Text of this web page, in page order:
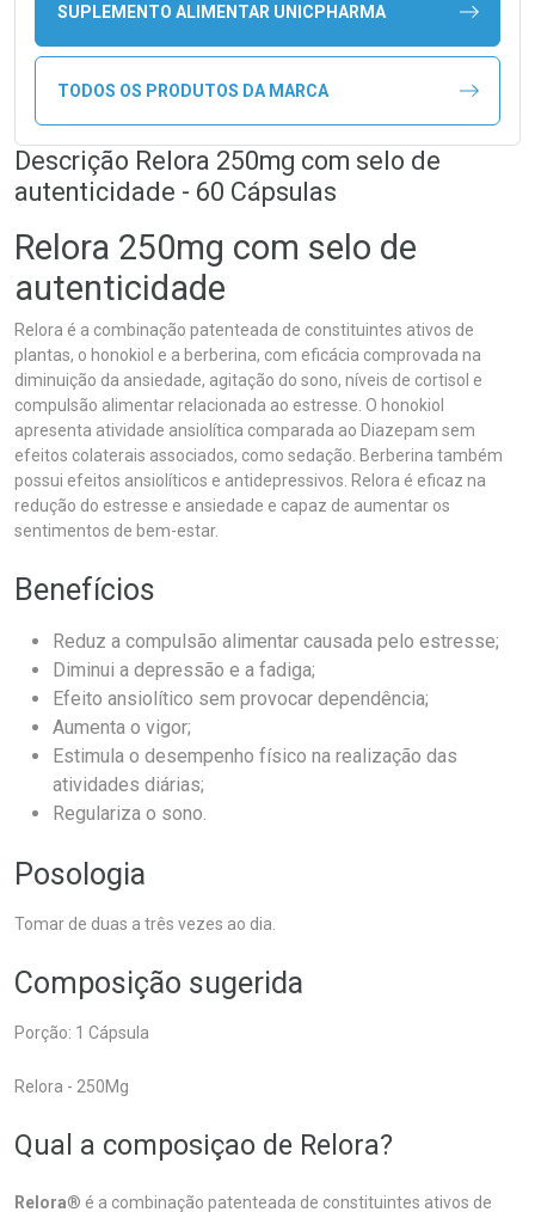
SUPLEMENTO ALIMENTAR UNICPHARMA
TODOS OS PRODUTOS DA MARCA
Descrição Relora 250mg com selo de
autenticidade - 60 Cápsulas
Relora 250mg com selo de
autenticidade
Relora é a combinação patenteada de constituintes ativos de
plantas, o honokiol e a berberina, com eficácia comprovada na
diminuição da ansiedade, agitação do sono, níveis de cortisol e
compulsão alimentar relacionada ao estresse. O honokiol
apresenta atividade ansiolítica comparada ao Diazepam sem
efeitos colaterais associados, como sedação. Berberina também
possui efeitos ansiolíticos e antidepressivos. Relora é eficaz na
redução do estresse e ansiedade e capaz de aumentar os
sentimentos de bem-estar.
Benefícios
Reduz a compulsão alimentar causada pelo estresse;
Diminui a depressão e a fadiga;
Efeito ansiolítico sem provocar dependência;
Aumenta o vigor;
Estimula o desempenho físico na realização das
atividades diárias;
Regulariza o sono.
Posologia
Tomar de duas a três vezes ao dia.
Composição sugerida
Porção: 1 Cápsula
Relora - 250Mg
Qual a composiçao de Relora?
Relora® é a combinação patenteada de constituintes ativos de